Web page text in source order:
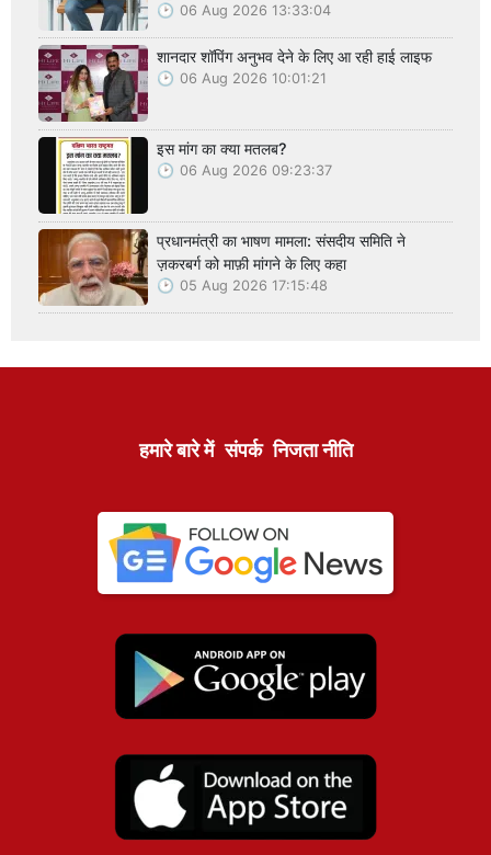
06 Aug 2026 13:33:04
शानदार शॉपिंग अनुभव देने के लिए आ रही हाई लाइफ
06 Aug 2026 10:01:21
इस मांग का क्या मतलब?
06 Aug 2026 09:23:37
प्रधानमंत्री का भाषण मामला: संसदीय समिति ने
ज़करबर्ग को माफ़ी मांगने के लिए कहा
05 Aug 2026 17:15:48
हमारे बारे में संपर्क निजता नीति